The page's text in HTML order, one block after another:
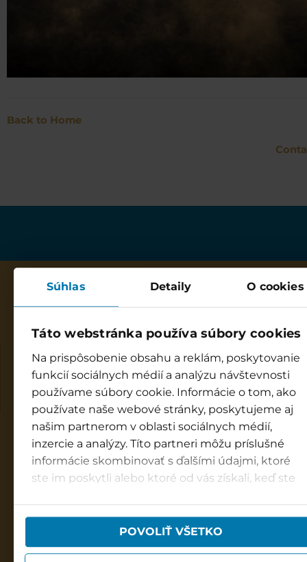
Súhlas Detaily O cookies
Táto webstránka používa súbory cookies
Na prispôsobenie obsahu a reklám, poskytovanie
funkcií sociálnych médií a analýzu návštevnosti
používame súbory cookie. Informácie o tom, ako
používate naše webové stránky, poskytujeme aj
našim partnerom v oblasti sociálnych médií,
inzercie a analýzy. Títo partneri môžu príslušné
informácie skombinovať s ďalšími údajmi, ktoré
ste im poskytli alebo ktoré od vás získali, keď ste
POVOLIŤ VŠETKO
Back to Home
Water park Bešeňová
Opening hours:
Every day: 9 AM - 8 PM
Infocentre Bešeňová
9 AM - 8 PM
info@besenova.com
+421 917 998 844
GOPASS infoline
8am - 6pm
☎ +421 850 122 155